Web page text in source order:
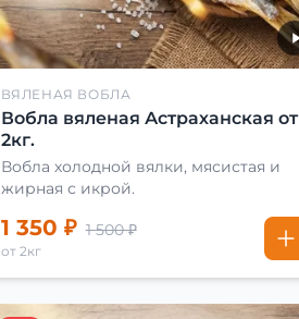
ВЯЛЕНАЯ ВОБЛА
Вобла вяленая Астраханская от
2кг.
Вобла холодной вялки, мясистая и
жирная с икрой.
1 350 ₽ 1 500 ₽
от 2кг